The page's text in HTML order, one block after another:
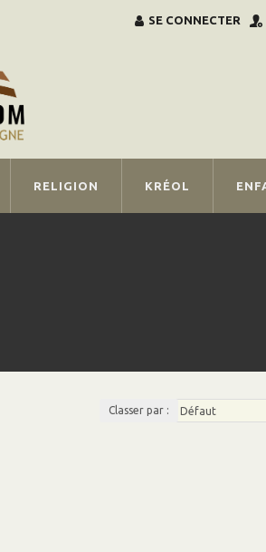
SE CONNECTER
RELIGION KRÉOL
Classer par :